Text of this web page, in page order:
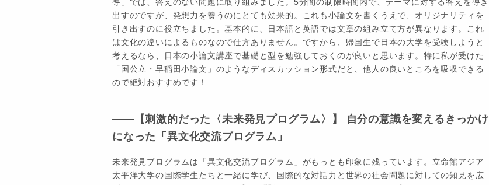
導」では、答えのない問題に取り組みました。5分間の制限時間内で、テーマに対する答えを導き
出すのですが、発想力を養うのにとても効果的。これも小論文を書くうえで、オリジナリティを
引き出すのに役立ちました。基本的に、日本語と英語では文章の組み立て方が異なります。これ
は文化の違いによるものなので仕方ありません。ですから、帰国生で日本の大学を受験しようと
考えるなら、日本の小論文講座で基礎と型を勉強しておくのが良いと思います。特に私が受けた
「国公立・早稲田小論文」のようなディスカッション形式だと、他人の良いところを吸収できる
ので絶対おすすめです！
――【刺激的だった〈未来発見プログラム〉】 自分の意識を変えるきっかけ
になった「異文化交流プログラム」
未来発見プログラムは「異文化交流プログラム」がもっとも印象に残っています。立命館アジア
太平洋大学の国際学生たちと一緒に学び、国際的な対話力と世界の社会問題に対しての知見を広